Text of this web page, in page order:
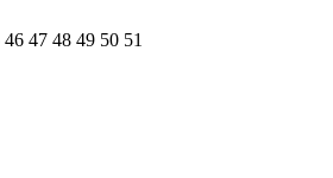
46 47 48 49 50 51